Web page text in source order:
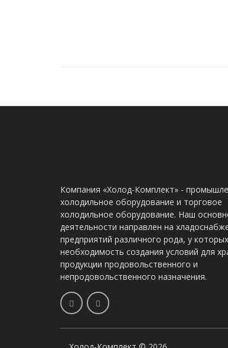
Компания «Холод-Комплект» -
холодильное оборудование и торговое
холодильное оборудование. Наш
деятельности направлен на
предприятий различного рода, у
необходимость создания условий для
продукции продовольственного и
непродовольственного назначения.